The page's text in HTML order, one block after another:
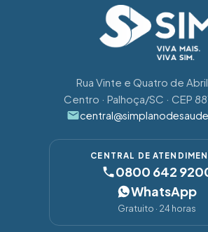
Rua Vinte e Quatro de
Centro · Palhoça/SC · CEP
CENTRAL DE
0800 642
WhatsApp
Gratuito · 24 horas